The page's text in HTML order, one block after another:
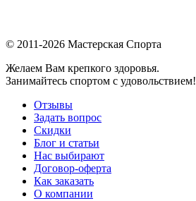
© 2011-2026 Мастерская Спорта
Желаем Вам крепкого здоровья.
Занимайтесь спортом с удовольствием!
Отзывы
Задать вопрос
Скидки
Блог и статьи
Нас выбирают
Договор-оферта
Как заказать
О компании